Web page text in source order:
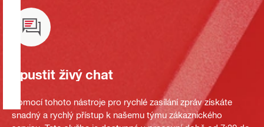
Spustit živý chat
Pomocí tohoto nástroje pro rychlé zasílání zpráv získáte
snadný a rychlý přístup k našemu týmu zákaznického